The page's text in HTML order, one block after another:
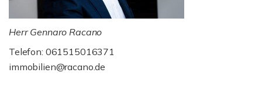
Herr Gennaro Racano
Telefon: 061515016371
immobilien@racano.de